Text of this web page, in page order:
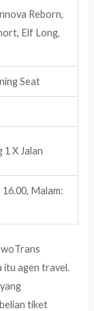
Reborn,
Elf Long,
Seat
1 X Jalan
16.00, Malam:
itu agen travel.
tiket